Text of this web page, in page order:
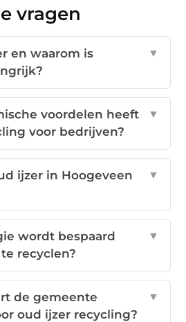
vragen
en waarom is
▼
voordelen heeft
voor bedrijven?
▼
ijzer in Hoogeveen
▼
wordt bespaard
recyclen?
▼
de gemeente
oud ijzer recycling?
▼